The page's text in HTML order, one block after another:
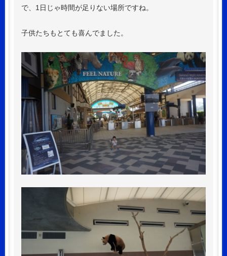
で、1日じゃ時間が足りない場所ですね。
子供たちもとても喜んでました。